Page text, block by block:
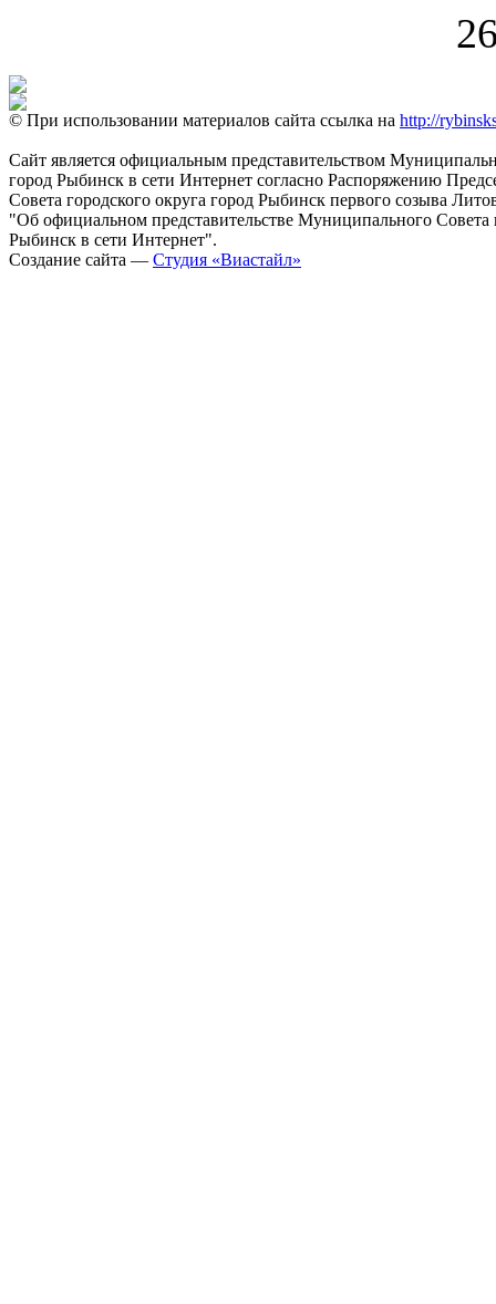
© При использовании материалов сайта ссылка на http://
Сайт является официальным представительством
город Рыбинск в сети Интернет согласно Распоряжению
Совета городского округа город Рыбинск первого созыва
"Об официальном представительстве Муниципального Совета
Рыбинск в сети Интернет".
Создание сайта — Студия «Виастайл»